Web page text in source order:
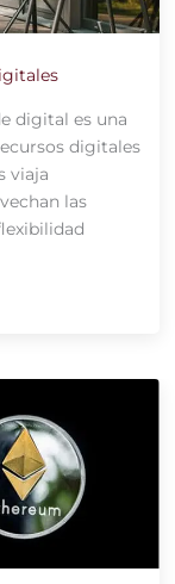
digital es una
digitales
viaja
las